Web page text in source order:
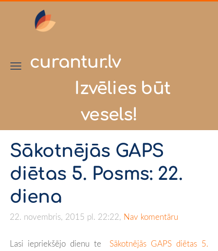
curantur.lv
Izvēlies būt
vesels!
Sākotnējās GAPS
diētas 5. Posms: 22.
diena
22. novembris, 2015 pl. 22:22, Nav komentāru
Lasi iepriekšējo dienu te Sākotnējās GAPS diētas 5.